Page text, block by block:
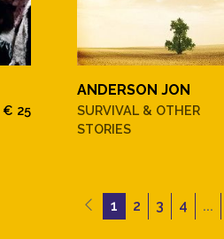
€ 25
ANDERSON JON
SURVIVAL & OTHER
STORIES
1 2 3 4 ...